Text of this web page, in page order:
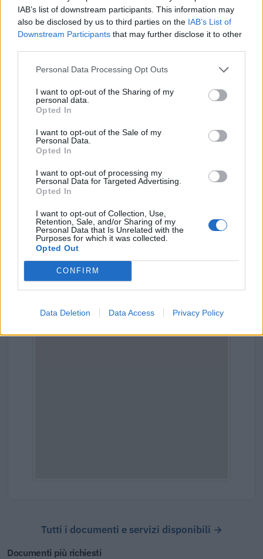
IAB’s list of downstream participants. This information may
also be disclosed by us to third parties on the IAB’s List of
Downstream Participants that may further disclose it to other
Personal Data Processing Opt Outs
I want to opt-out of the Sharing of my
personal data.
Opted In
I want to opt-out of the Sale of my
Personal Data.
Opted In
I want to opt-out of processing my
Personal Data for Targeted Advertising.
Opted In
I want to opt-out of Collection, Use,
Retention, Sale, and/or Sharing of my
Personal Data that Is Unrelated with the
Purposes for which it was collected.
Opted Out
CONFIRM
Data Deletion Data Access Privacy Policy
Confronto di settore
superiore alla
dello stesso settore in provincia di TV (1.049.629 euro
calcolata su 1.513 imprese.
Elaborazione sui bilanci depositati (Registro Imprese). Mediana per
divisione ATECO e provincia.
Indirizzo:Via Conti Agosti 25, 31010
Provincia:
Tutti i documenti e servizi disponibili →
Documenti più richiesti